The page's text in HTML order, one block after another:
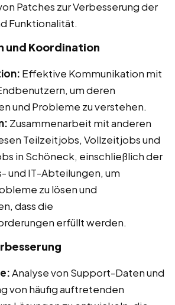
Patches zur Verbesserung der
Funktionalität.
und Koordination
Effektive Kommunikation mit
um deren
und Probleme zu verstehen.
Zusammenarbeit mit anderen
Teilzeitjobs, Vollzeitjobs und
in Schöneck, einschließlich der
und IT-Abteilungen, um
zu lösen und
dass die
erfüllt werden.
Analyse von Support-Daten und
von häufig auftretenden